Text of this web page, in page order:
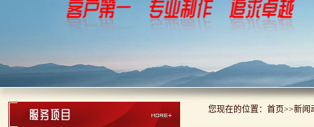
您现在的位置： 首页>>新闻